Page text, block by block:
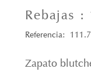
Rebajas :
Referencia:
Zapato